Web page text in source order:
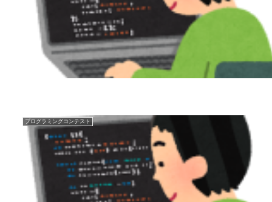
プログラミングコンテスト